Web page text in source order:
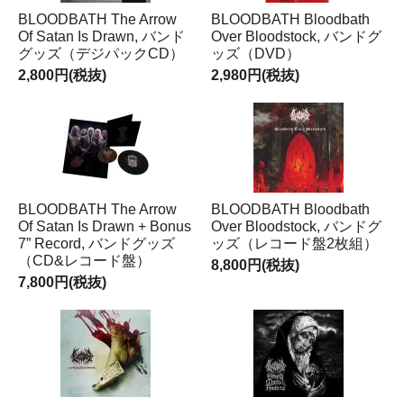
BLOODBATH The Arrow
Of Satan Is Drawn, バンド
グッズ（デジパックCD）
2,800円(税抜)
BLOODBATH Bloodbath
Over Bloodstock, バンドグ
ッズ（DVD）
2,980円(税抜)
BLOODBATH The Arrow
Of Satan Is Drawn + Bonus
7” Record, バンドグッズ
（CD&レコード盤）
7,800円(税抜)
BLOODBATH Bloodbath
Over Bloodstock, バンドグ
ッズ（レコード盤2枚組）
8,800円(税抜)